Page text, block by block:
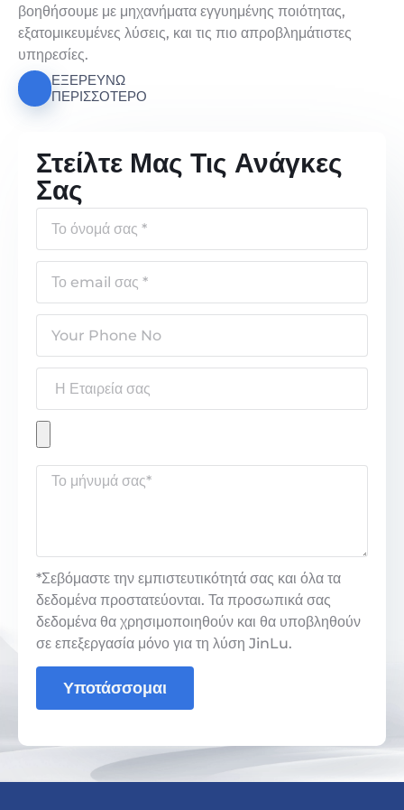
βοηθήσουμε με μηχανήματα εγγυημένης ποιότητας,
εξατομικευμένες λύσεις, και τις πιο απροβλημάτιστες
υπηρεσίες.
ΕΞΕΡΕΥΝΏ
ΠΕΡΙΣΣΌΤΕΡΟ
Στείλτε Μας Τις Ανάγκες
Σας
*Σεβόμαστε την εμπιστευτικότητά σας και όλα τα
δεδομένα προστατεύονται. Τα προσωπικά σας
δεδομένα θα χρησιμοποιηθούν και θα υποβληθούν
σε επεξεργασία μόνο για τη λύση JinLu.
Υποτάσσομαι